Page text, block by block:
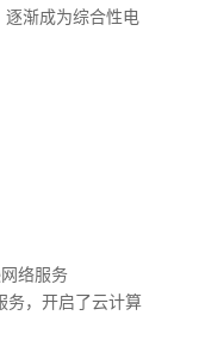
渐成为综合性电
络服务
务，开启了云计算